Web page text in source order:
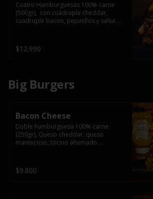
Cuatro Hamburguesas 100% carne
(500gr),  con cuádruple cheddar,
cuadruple bacon, pepinillos y salsa
$12.990
Big Burgers
Bacon Cheese
Doble hamburguesa 100% carne
(250gr), Queso cheddar, queso
mantecoso, tocino ahumado
brioche y acompañado de papas
fritas.
$9.800